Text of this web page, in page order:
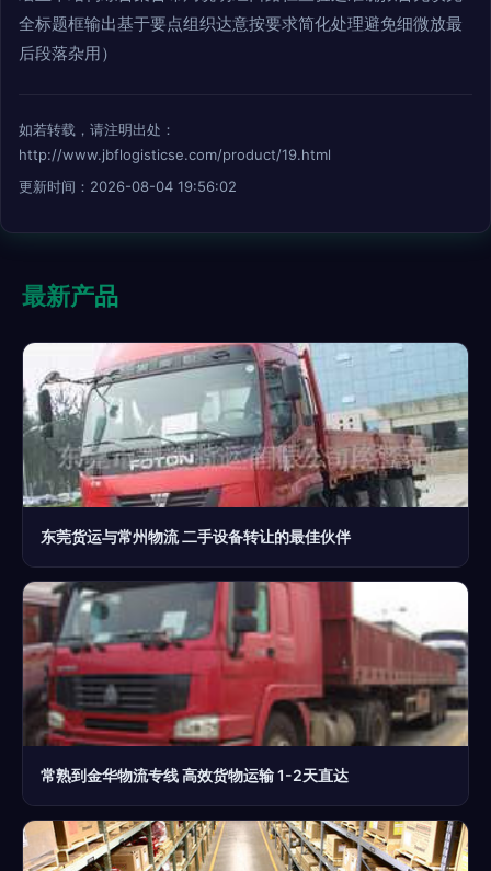
全标题框输出基于要点组织达意按要求简化处理避免细微放最
后段落杂用）
如若转载，请注明出处：
http://www.jbflogisticse.com/product/19.html
更新时间：2026-08-04 19:56:02
最新产品
东莞货运与常州物流 二手设备转让的最佳伙伴
常熟到金华物流专线 高效货物运输 1-2天直达